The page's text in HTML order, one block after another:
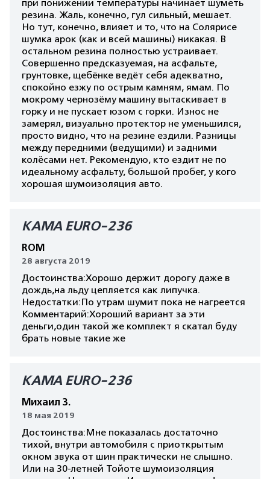
при понижении температуры начинает шуметь
резина. Жаль, конечно, гул сильный, мешает.
Но тут, конечно, влияет и то, что на Солярисе
шумка арок (как и всей машины) никакая. В
остальном резина полностью устраивает.
Совершенно предсказуемая, на асфальте,
грунтовке, щебёнке ведёт себя адекватно,
спокойно езжу по острым камням, ямам. По
мокрому чернозёму машину вытаскивает в
горку и не пускает юзом с горки. Износ не
замерял, визуально протектор не уменьшился,
просто видно, что на резине ездили. Разницы
между передними (ведущими) и задними
колёсами нет. Рекомендую, кто ездит не по
идеальному асфальту, большой пробег, у кого
хорошая шумоизоляция авто.
КАМА EURO-236
ROM
28 августа 2019
Достоинства:Хорошо держит дорогу даже в
дождь,на льду цепляется как липучка.
Недостатки:По утрам шумит пока не нагреется
Комментарий:Хороший вариант за эти
деньги,один такой же комплект я скатал буду
брать новые такие же
КАМА EURO-236
Михаил З.
18 мая 2019
Достоинства:Мне показалась достаточно
тихой, внутри автомобиля с приоткрытым
окном звука от шин практически не слышно.
Или на 30-летней Тойоте шумоизоляция